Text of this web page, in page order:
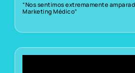
“Nos sentimos extremamente
Marketing Médico”